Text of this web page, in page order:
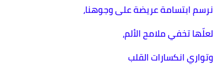
نرسم ابتسامة عريضة على وجوهنا،
لعلّها تخفي ملامح الألم،
وتواري انكسارات القلب